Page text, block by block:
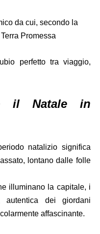
da cui, secondo la
Promessa
perfetto tra viaggio,
il Natale in
natalizio significa
lontano dalle folle
illuminano la capitale, i
autentica dei giordani
affascinante.